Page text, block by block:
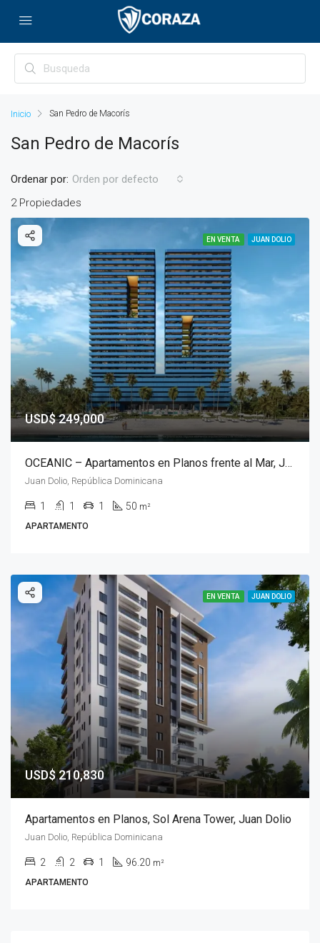
San Pedro de Macorís
San Pedro de Macorís
2 Propiedades
Ordenar por: Orden por defecto
EN VENTA JUAN DOLIO
USD$ 249,000
OCEANIC – Apartamentos en Planos frente al Mar, Juan Dolio, República Dominicana
Juan Dolio, República Dominicana
1 1 1 50 m²
APARTAMENTO
EN VENTA JUAN DOLIO
USD$ 210,830
Apartamentos en Planos, Sol Arena Tower, Juan Dolio
Juan Dolio, República Dominicana
2 2 1 96.20 m²
APARTAMENTO